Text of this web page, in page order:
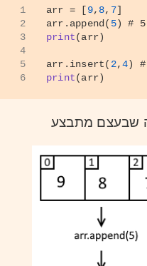
1
2
3
4
5
6
arr = [9, 8, 7]
arr.append( 5)
print(arr)
arr.insert( 2,4)
print(arr)
שבעצם מתבצע